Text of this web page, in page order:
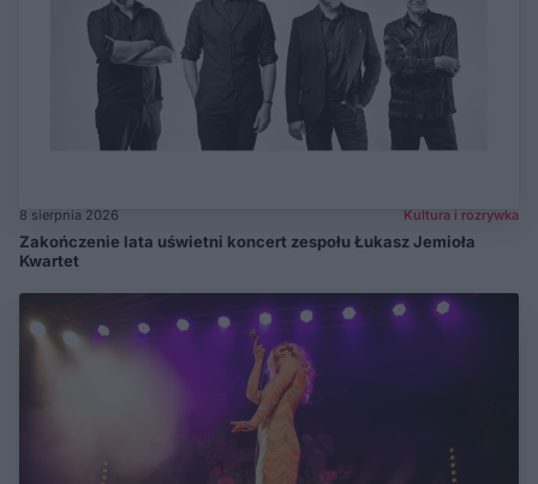
8 sierpnia 2026 Kultura i rozrywka
Zakończenie lata uświetni koncert zespołu Łukasz Jemioła
Kwartet